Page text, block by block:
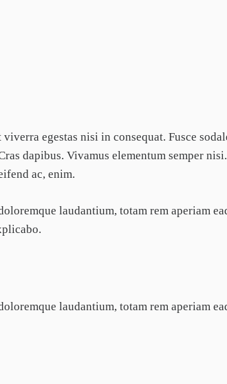
egestas nisi in consequat. Fusce
dapibus. Vivamus elementum semper
ac, enim.
laudantium, totam rem aperiam
laudantium, totam rem aperiam